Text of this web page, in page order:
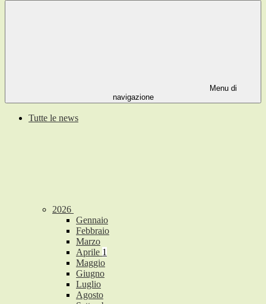
Menu di
navigazione
Tutte le news
2026
Gennaio
Febbraio
Marzo
Aprile 1
Maggio
Giugno
Luglio
Agosto